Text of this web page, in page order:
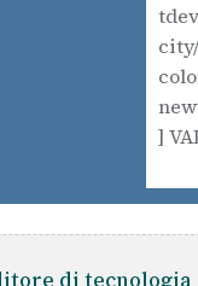
]
di